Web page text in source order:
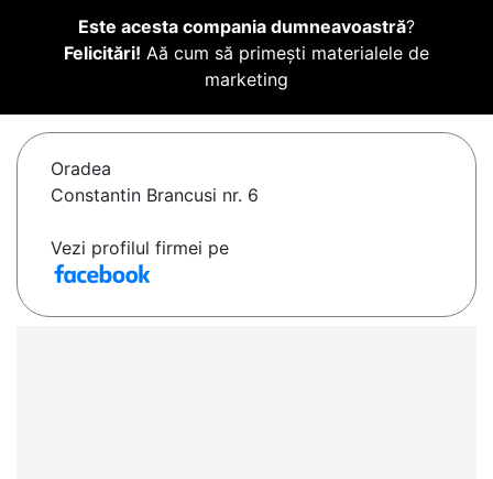
Este acesta compania dumneavoastră?
Felicitări! Aă cum să primești materialele de
marketing
Oradea
Constantin Brancusi nr. 6
Vezi profilul firmei pe